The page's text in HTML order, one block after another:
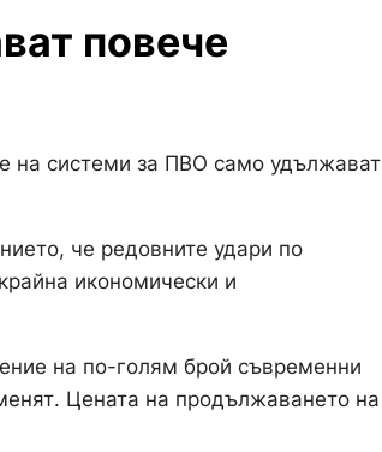
повече
на системи за ПВО само удължават
че редовните удари по
икономически и
на по-голям брой съвременни
Цената на продължаването на